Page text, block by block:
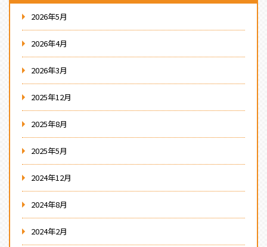
2026年5月
2026年4月
2026年3月
2025年12月
2025年8月
2025年5月
2024年12月
2024年8月
2024年2月